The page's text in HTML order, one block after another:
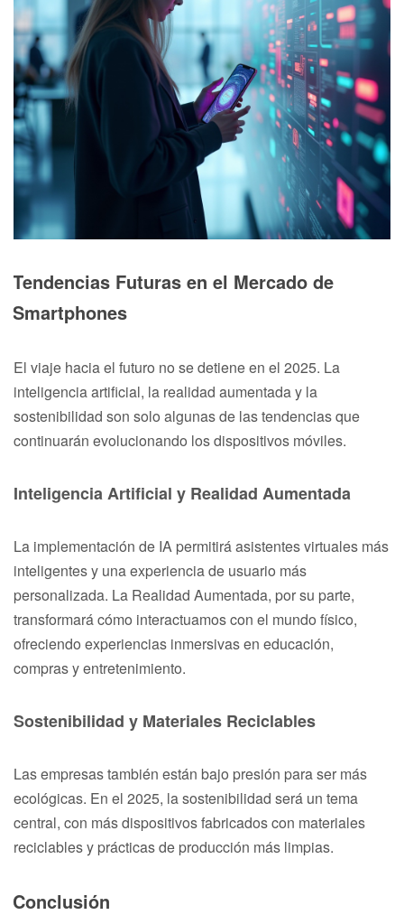
Tendencias Futuras en el Mercado de
Smartphones
El viaje hacia el futuro no se detiene en el 2025. La
inteligencia artificial, la realidad aumentada y la
sostenibilidad son solo algunas de las tendencias que
continuarán evolucionando los dispositivos móviles.
Inteligencia Artificial y Realidad Aumentada
La implementación de IA permitirá asistentes virtuales más
inteligentes y una experiencia de usuario más
personalizada. La Realidad Aumentada, por su parte,
transformará cómo interactuamos con el mundo físico,
ofreciendo experiencias inmersivas en educación,
compras y entretenimiento.
Sostenibilidad y Materiales Reciclables
Las empresas también están bajo presión para ser más
ecológicas. En el 2025, la sostenibilidad será un tema
central, con más dispositivos fabricados con materiales
reciclables y prácticas de producción más limpias.
Conclusión